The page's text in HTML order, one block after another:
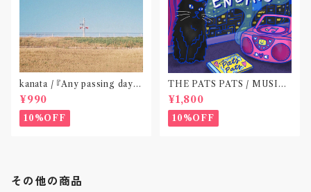
kanata / 『Any passing day -
EP』(CD作品)〝東京〟
¥990
10%OFF
THE PATS PATS / MUSIC
NEVER ENDING(CD作品)
¥1,800
10%OFF
その他の商品